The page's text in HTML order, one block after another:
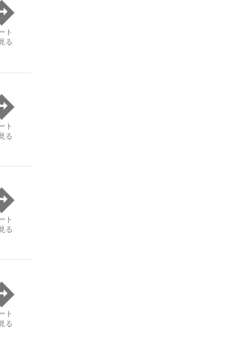
ト
る
ト
る
ト
る
ト
る